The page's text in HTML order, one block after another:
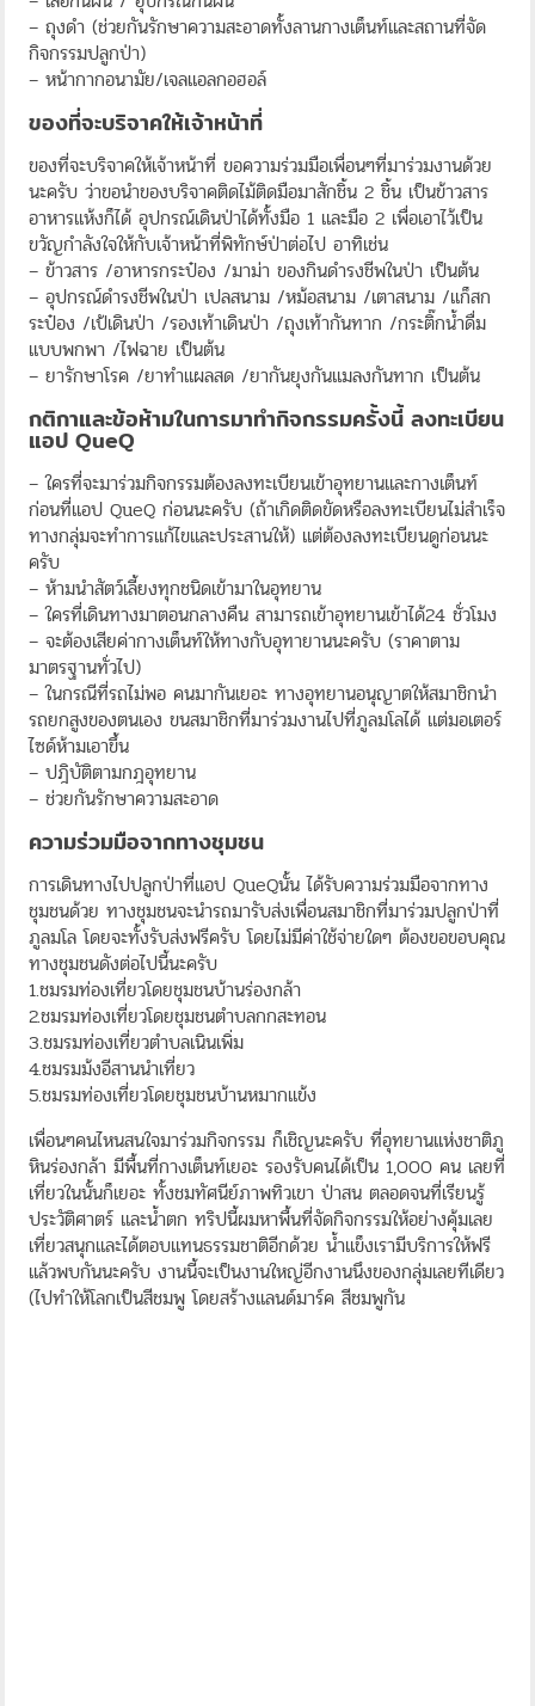
– ถุงดำ (ช่วยกันรักษาความสะอาดทั้งลานกางเต็นท์และสถานที่จัด
กิจกรรมปลูกป่า)
– หน้ากากอนามัย/เจลแอลกอฮอล์
ของที่จะบริจาคให้เจ้าหน้าที่
ของที่จะบริจาคให้เจ้าหน้าที่ ขอความร่วมมือเพื่อนๆที่มาร่วมงานด้วย
นะครับ ว่าขอนำของบริจาคติดไม้ติดมือมาสักชิ้น 2 ชิ้น เป็นข้าวสาร
อาหารแห้งก็ได้ อุปกรณ์เดินป่าได้ทั้งมือ 1 และมือ 2 เพื่อเอาไว้เป็น
ขวัญกำลังใจให้กับเจ้าหน้าที่พิทักษ์ป่าต่อไป อาทิเช่น
– ข้าวสาร /อาหารกระป๋อง /มาม่า ของกินดำรงชีพในป่า เป็นต้น
– อุปกรณ์ดำรงชีพในป่า เปลสนาม /หม้อสนาม /เตาสนาม /แก็สก
ระป๋อง /เป้เดินป่า /รองเท้าเดินป่า /ถุงเท้ากันทาก /กระติ๊กน้ำดื่ม
แบบพกพา /ไฟฉาย เป็นต้น
– ยารักษาโรค /ยาทำแผลสด /ยากันยุงกันแมลงกันทาก เป็นต้น
กติกาและข้อห้ามในการมาทำกิจกรรมครั้งนี้ ลงทะเบียน
แอป QueQ
– ใครที่จะมาร่วมกิจกรรมต้องลงทะเบียนเข้าอุทยานและกางเต็นท์
ก่อนที่แอป QueQ ก่อนนะครับ (ถ้าเกิดติดขัดหรือลงทะเบียนไม่สำเร็จ
ทางกลุ่มจะทำการแก้ไขและประสานให้) แต่ต้องลงทะเบียนดูก่อนนะ
ครับ
– ห้ามนำสัตว์เลี้ยงทุกชนิดเข้ามาในอุทยาน
– ใครที่เดินทางมาตอนกลางคืน สามารถเข้าอุทยานเข้าได้24 ชั่วโมง
– จะต้องเสียค่ากางเต็นท์ให้ทางกับอุทายานนะครับ (ราคาตาม
มาตรฐานทั่วไป)
– ในกรณีที่รถไม่พอ คนมากันเยอะ ทางอุทยานอนุญาตให้สมาชิกนำ
รถยกสูงของตนเอง ขนสมาชิกที่มาร่วมงานไปที่ภูลมโลได้ แต่มอเตอร์
ไซด์ห้ามเอาขึ้น
– ปฎิบัติตามกฎอุทยาน
– ช่วยกันรักษาความสะอาด
ความร่วมมือจากทางชุมชน
การเดินทางไปปลูกป่าที่แอป QueQนั้น ได้รับความร่วมมือจากทาง
ชุมชนด้วย ทางชุมชนจะนำรถมารับส่งเพื่อนสมาชิกที่มาร่วมปลูกป่าที่
ภูลมโล โดยจะทั้งรับส่งฟรีครับ โดยไม่มีค่าใช้จ่ายใดๆ ต้องขอขอบคุณ
ทางชุมชนดังต่อไปนี้นะครับ
1.ชมรมท่องเที่ยวโดยชุมชนบ้านร่องกล้า
2.ชมรมท่องเที่ยวโดยชุมชนตำบลกกสะทอน
3.ชมรมท่องเที่ยวตำบลเนินเพิ่ม
4.ชมรมม้งอีสานนำเที่ยว
5.ชมรมท่องเที่ยวโดยชุมชนบ้านหมากแข้ง
เพื่อนๆคนไหนสนใจมาร่วมกิจกรรม ก็เชิญนะครับ ที่อุทยานแห่งชาติภู
หินร่องกล้า มีพื้นที่กางเต็นท์เยอะ รองรับคนได้เป็น 1,000 คน เลยที่
เที่ยวในนั้นก็เยอะ ทั้งชมทัศนีย์ภาพทิวเขา ป่าสน ตลอดจนที่เรียนรู้
ประวัติศาตร์ และน้ำตก ทริปนี้ผมหาพื้นที่จัดกิจกรรมให้อย่างคุ้มเลย
เที่ยวสนุกและได้ตอบแทนธรรมชาติอีกด้วย น้ำแข็งเรามีบริการให้ฟรี
แล้วพบกันนะครับ งานนี้จะเป็นงานใหญ่อีกงานนึงของกลุ่มเลยทีเดียว
(ไปทำให้โลกเป็นสีชมพู โดยสร้างแลนด์มาร์ค สีชมพูกัน